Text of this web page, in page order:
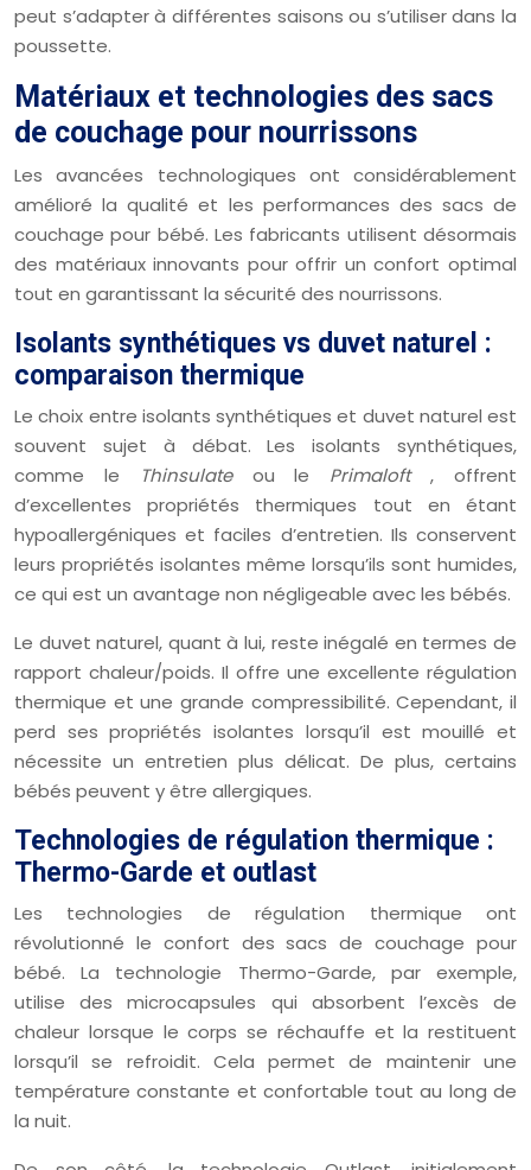
peut s’adapter à différentes saisons ou s’utiliser dans la
poussette.
Matériaux et technologies des sacs
de couchage pour nourrissons
Les avancées technologiques ont considérablement
amélioré la qualité et les performances des sacs de
couchage pour bébé. Les fabricants utilisent désormais
des matériaux innovants pour offrir un confort optimal
tout en garantissant la sécurité des nourrissons.
Isolants synthétiques vs duvet naturel :
comparaison thermique
Le choix entre isolants synthétiques et duvet naturel est
souvent sujet à débat. Les isolants synthétiques,
comme le
Thinsulate ou le Primaloft, offrent
d’excellentes propriétés thermiques tout en étant
hypoallergéniques et faciles d’entretien. Ils conservent
leurs propriétés isolantes même lorsqu’ils sont humides,
ce qui est un avantage non négligeable avec les bébés.
Le duvet naturel, quant à lui, reste inégalé en termes de
rapport chaleur/poids. Il offre une excellente régulation
thermique et une grande compressibilité. Cependant, il
perd ses propriétés isolantes lorsqu’il est mouillé et
nécessite un entretien plus délicat. De plus, certains
bébés peuvent y être allergiques.
Technologies de régulation thermique :
Thermo-Garde et outlast
Les technologies de régulation thermique ont
révolutionné le confort des sacs de couchage pour
bébé. La technologie Thermo-Garde, par exemple,
utilise des microcapsules qui absorbent l’excès de
chaleur lorsque le corps se réchauffe et la restituent
lorsqu’il se refroidit. Cela permet de maintenir une
température constante et confortable tout au long de
la nuit.